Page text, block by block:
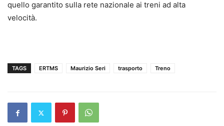
quello garantito sulla rete nazionale ai treni ad alta
velocità.
TAGS ERTMS Maurizio Seri trasporto Treno